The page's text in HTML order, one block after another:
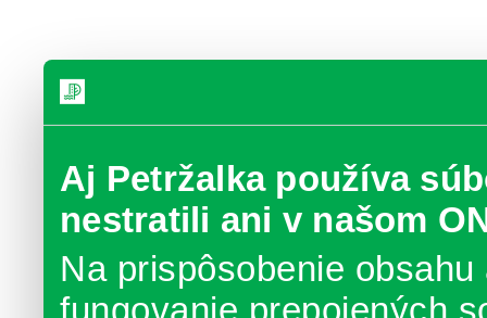
Aj Petržalka používa
nestratili ani v našom
Na prispôsobenie